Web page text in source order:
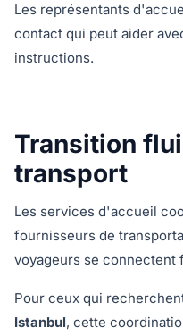
Les représentants
contact qui peut aider
instructions.
Transition
transport
Les services d'accueil
fournisseurs de
voyageurs se connectent
Pour ceux qui
Istanbul, cette